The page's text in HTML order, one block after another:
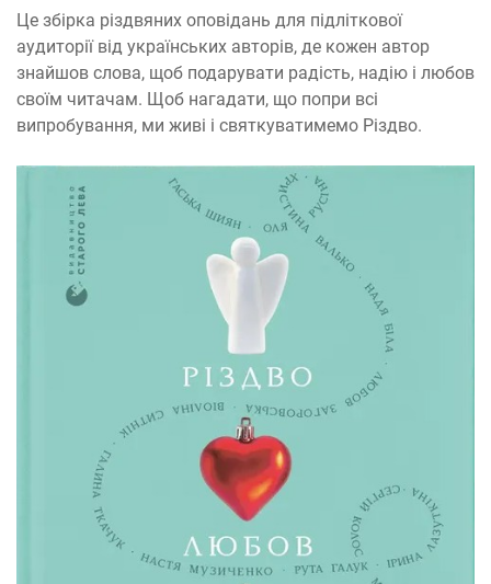
Це збірка різдвяних оповідань для підліткової
аудиторії від українських авторів, де кожен автор
знайшов слова, щоб подарувати радість, надію і любов
своїм читачам. Щоб нагадати, що попри всі
випробування, ми живі і святкуватимемо Різдво.